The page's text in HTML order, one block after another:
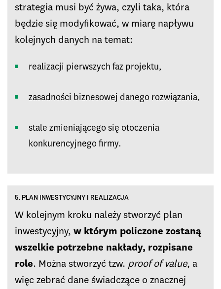
strategia musi być żywa, czyli taka, która
będzie się modyfikować, w miarę napływu
kolejnych danych na temat:
realizacji pierwszych faz projektu,
zasadności biznesowej danego rozwiązania,
stale zmieniającego się otoczenia
konkurencyjnego firmy.
5. PLAN INWESTYCYJNY I REALIZACJA
W kolejnym kroku należy stworzyć plan
inwestycyjny, w którym policzone zostaną
wszelkie potrzebne nakłady, rozpisane
role. Można stworzyć tzw. proof of value, a
więc zebrać dane świadczące o znacznej